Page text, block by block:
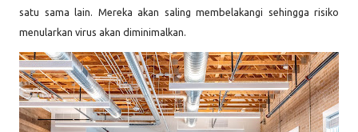
satu sama lain. Mereka akan saling membelakangi sehingga risiko
menularkan virus akan diminimalkan.